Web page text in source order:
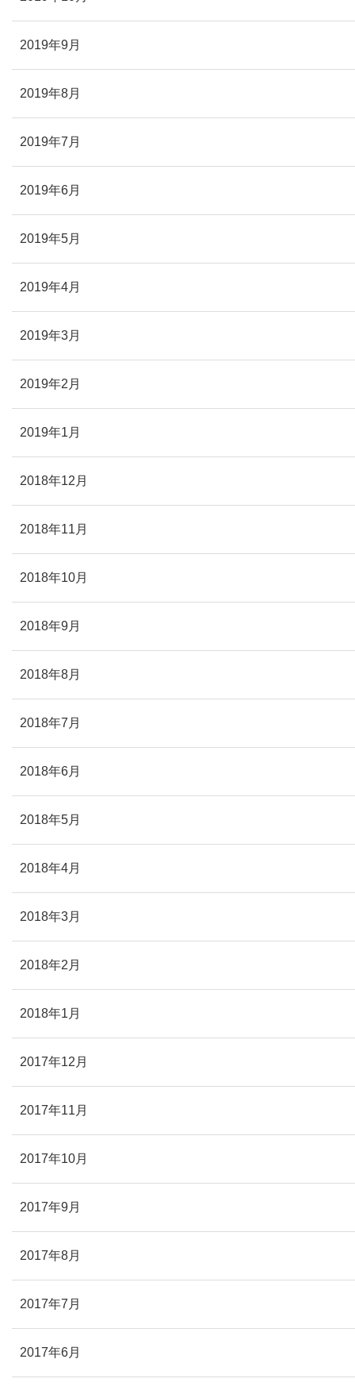
2019年9月
2019年8月
2019年7月
2019年6月
2019年5月
2019年4月
2019年3月
2019年2月
2019年1月
2018年12月
2018年11月
2018年10月
2018年9月
2018年8月
2018年7月
2018年6月
2018年5月
2018年4月
2018年3月
2018年2月
2018年1月
2017年12月
2017年11月
2017年10月
2017年9月
2017年8月
2017年7月
2017年6月